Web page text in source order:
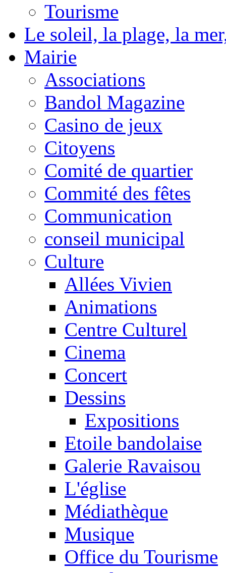
Tourisme
Le soleil, la plage, la
Mairie
Associations
Bandol Magazine
Casino de jeux
Citoyens
Comité de quartier
Commité des fêtes
Communication
conseil municipal
Culture
Allées Vivien
Animations
Centre Culturel
Cinema
Concert
Dessins
Expositions
Etoile bandolaise
Galerie Ravaisou
L'église
Médiathèque
Musique
Office du Tourisme